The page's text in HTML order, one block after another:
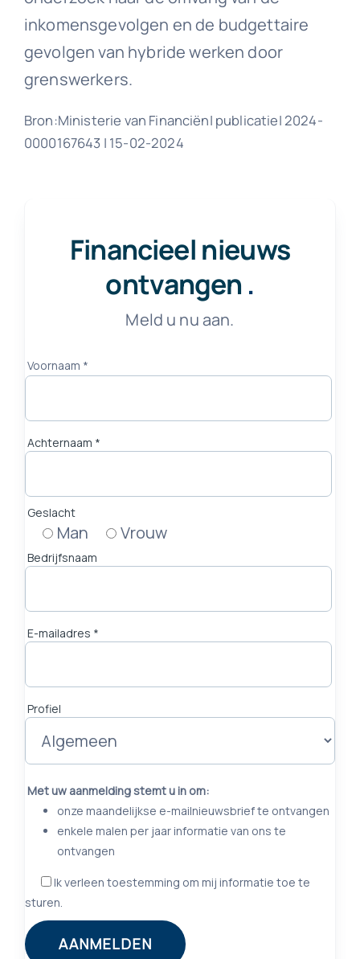
inkomensgevolgen en de budgettaire
gevolgen van hybride werken door
grenswerkers.
Bron:Ministerie van Financiën| publicatie| 2024-
0000167643 | 15-02-2024
Financieel nieuws
ontvangen .
Meld u nu aan.